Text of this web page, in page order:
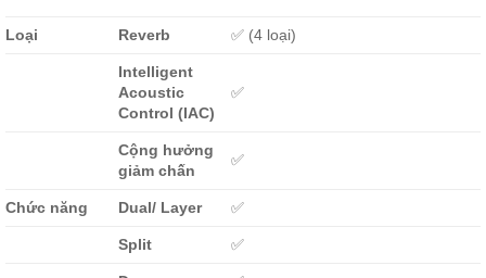
Loại Reverb ✅ (4 loại)
Intelligent
Acoustic
Control (IAC)
✅
Cộng hưởng
giảm chấn
✅
Chức năng Dual/ Layer ✅
Split ✅